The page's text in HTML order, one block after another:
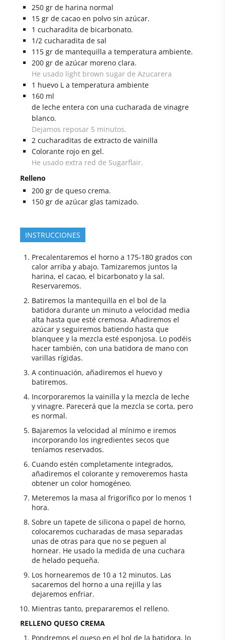
250 gr de harina normal
15 gr de cacao en polvo sin azúcar.
1 cucharadita de bicarbonato.
1/2 cucharadita de sal
115 gr de mantequilla a temperatura ambiente.
200 gr de azúcar moreno clara.
He usado light brown sugar de Azucarera
1 huevo L a temperatura ambiente
160 ml
de leche entera con una cucharada de vinagre
blanco.
Dejamos reposar 5 minutos.
2 cucharaditas de extracto de vainilla
Colorante rojo en gel.
He usado extra red de Sugarflair.
Relleno
200 gr de queso crema.
150 gr de azúcar glas tamizado.
INSTRUCCIONES
Precalentaremos el horno a 175-180 grados con
calor arriba y abajo. Tamizaremos juntos la
harina, el cacao, el bicarbonato y la sal.
Reservaremos.
Batiremos la mantequilla en el bol de la
batidora durante un minuto a velocidad media
alta hasta que esté cremosa. Añadiremos el
azúcar y seguiremos batiendo hasta que
blanquee y la mezcla esté esponjosa. Lo podéis
hacer también, con una batidora de mano con
varillas rígidas.
A continuación, añadiremos el huevo y
batiremos.
Incorporaremos la vainilla y la mezcla de leche
y vinagre. Parecerá que la mezcla se corta, pero
es normal.
Bajaremos la velocidad al mínimo e iremos
incorporando los ingredientes secos que
teníamos reservados.
Cuando estén completamente integrados,
añadiremos el colorante y removeremos hasta
obtener un color homogéneo.
Meteremos la masa al frigorífico por lo menos 1
hora.
Sobre un tapete de silicona o papel de horno,
colocaremos cucharadas de masa separadas
unas de otras para que no se peguen al
hornear. He usado la medida de una cuchara
de helado pequeña.
Los hornearemos de 10 a 12 minutos. Las
sacaremos del horno a una rejilla y las
dejaremos enfriar.
Mientras tanto, prepararemos el relleno.
RELLENO QUESO CREMA
Pondremos el queso en el bol de la batidora, lo